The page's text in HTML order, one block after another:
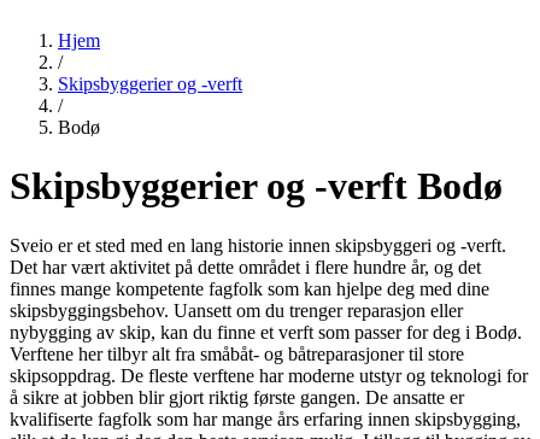
Hjem
/
Skipsbyggerier og -verft
/
Bodø
Skipsbyggerier og -verft Bodø
Sveio er et sted med en lang historie innen skipsbyggeri og -verft.
Det har vært aktivitet på dette området i flere hundre år, og det
finnes mange kompetente fagfolk som kan hjelpe deg med dine
skipsbyggingsbehov. Uansett om du trenger reparasjon eller
nybygging av skip, kan du finne et verft som passer for deg i Bodø.
Verftene her tilbyr alt fra småbåt- og båtreparasjoner til store
skipsoppdrag. De fleste verftene har moderne utstyr og teknologi for
å sikre at jobben blir gjort riktig første gangen. De ansatte er
kvalifiserte fagfolk som har mange års erfaring innen skipsbygging,